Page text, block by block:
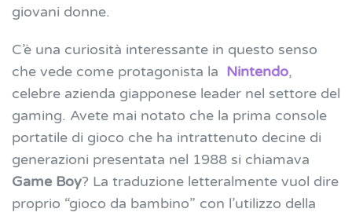
giovani donne.
C’è una curiosità interessante in questo senso
che vede come protagonista la Nintendo,
celebre azienda giapponese leader nel settore del
gaming. Avete mai notato che la prima console
portatile di gioco che ha intrattenuto decine di
generazioni presentata nel 1988 si chiamava
Game Boy? La traduzione letteralmente vuol dire
proprio “gioco da bambino” con l’utilizzo della